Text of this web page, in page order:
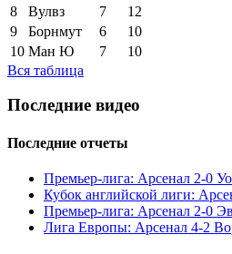
8
Вулвз 7
12
9
Борнмут 6
10
10 Ман Ю 7
10
Вся таблица
Последние видео
Последние отчеты
Премьер-лига: Арсенал 2-0
Кубок английской лиги:
Премьер-лига: Арсенал 2-0
Лига Европы: Арсенал 4-2